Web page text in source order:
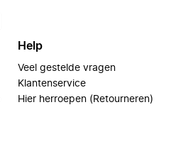
Help
Veel gestelde vragen
Klantenservice
Hier herroepen (Retourneren)